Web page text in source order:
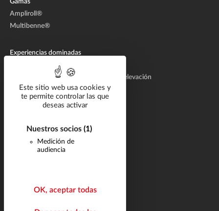
Este sitio web usa cookies y
te permite controlar las que
deseas activar
Nuestros socios (1)
Medición de
audiencia
OK, aceptar todas
Gamas
Ampliroll®
Multibenne®
Experiencias dominadas
Concepción de sistemas de elevación
Fabricación de sistemas hidráulicos de elevación
Aftermarket
Catálogo
Documentación
Noticias